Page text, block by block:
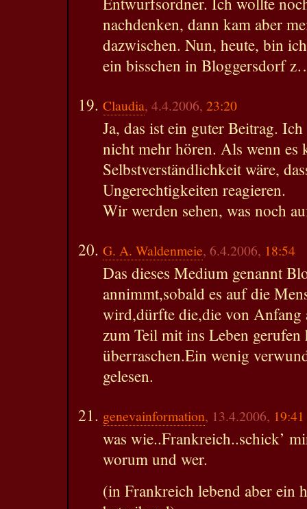
nachdenken, dann kam aber
dazwischen. Nun, heute, bin
ein bisschen in Bloggersdorf
Claudia, 4.4.2006, 23:20
Ja, das ist ein guter Beitrag.
nicht mehr hören. Als wenn es
Selbstverständlichkeit wäre,
Ungerechtigkeiten reagieren.
Wir werden sehen, was noch
G. A. Waldenmeie, 6.4.2006, 18:54
Das dieses Medium genannt
annimmt,sobald es auf die
wird,dürfte die,die von Anfang
zum Teil mit ins Leben gerufen
überraschen.Ein wenig
gelesen.
genevainformation, 13.4.2006, 19:41
was wie..Frankreich..schick’
worum und wer.
(in Frankreich lebend aber ein